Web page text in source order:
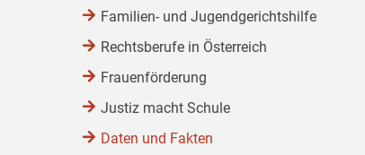
Familien- und Jugendgerichtshilfe
Rechtsberufe in Österreich
Frauenförderung
Justiz macht Schule
Daten und Fakten